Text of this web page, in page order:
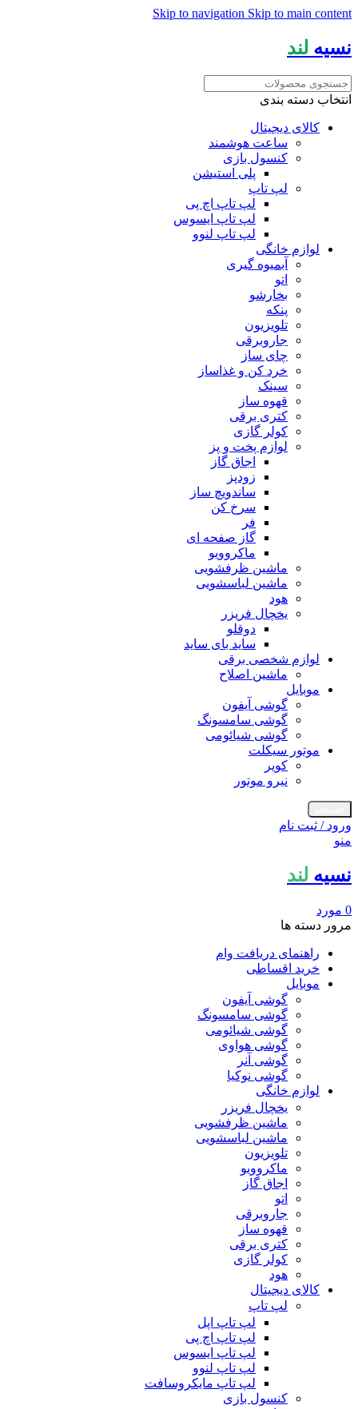
Skip to navigation Skip to main content
نسیه لند
انتخاب دسته بندی
کالای دیجیتال
ساعت هوشمند
کنسول بازی
پلی استیشن
لپ تاپ
لپ تاپ اچ پی
لپ تاپ ایسوس
لپ تاپ لنوو
لوازم خانگی
آبمیوه گیری
اتو
بخارشو
پنکه
تلویزیون
جاروبرقی
چای ساز
خرد کن و غذاساز
سینک
قهوه ساز
کتری برقی
کولر گازی
لوازم پخت و پز
اجاق گاز
زودپز
ساندویچ ساز
سرخ کن
فر
گاز صفحه ای
ماکروویو
ماشین ظرفشویی
ماشین لباسشویی
هود
یخچال فریزر
دوقلو
ساید بای ساید
لوازم شخصی برقی
ماشین اصلاح
موبایل
گوشی آیفون
گوشی سامسونگ
گوشی شیائومی
موتور سیکلت
کویر
نیرو موتور
ورود / ثبت نام
منو
نسیه لند
0 مورد
مرور دسته ها
راهنمای دریافت وام
خرید اقساطی
موبایل
گوشی آیفون
گوشی سامسونگ
گوشی شیائومی
گوشی هواوی
گوشی آنر
گوشی نوکیا
لوازم خانگی
یخچال فریزر
ماشین ظرفشویی
ماشین لباسشویی
تلویزیون
ماکروویو
اجاق گاز
اتو
جاروبرقی
قهوه ساز
کتری برقی
کولر گازی
هود
کالای دیجیتال
لپ تاپ
لپ تاپ اپل
لپ تاپ اچ پی
لپ تاپ ایسوس
لپ تاپ لنوو
لپ تاپ مایکروسافت
کنسول بازی